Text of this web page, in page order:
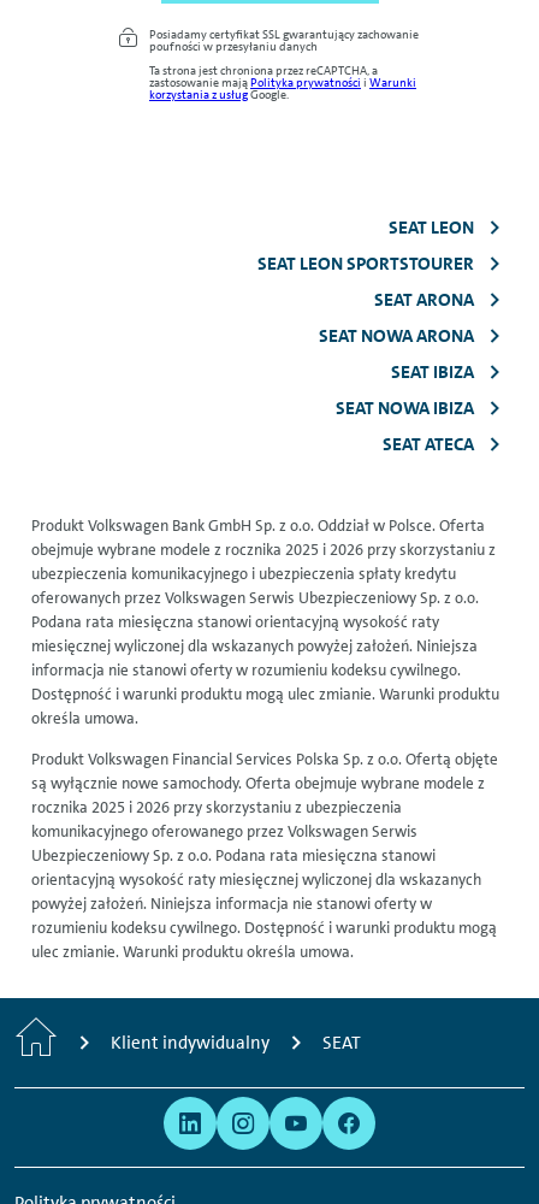
Posiadamy certyfikat SSL gwarantujący zachowanie
poufności w przesyłaniu danych
Ta strona jest chroniona przez reCAPTCHA, a
zastosowanie mająPolityka prywatności i Warunki
korzystania z usługGoogle.
SEAT LEON
SEAT LEON SPORTSTOURER
SEAT ARONA
SEAT NOWA ARONA
SEAT IBIZA
SEAT NOWA IBIZA
SEAT ATECA
Produkt Volkswagen Bank GmbH Sp. z o.o. Oddział w Polsce. Oferta
obejmuje wybrane modele z rocznika 2025 i 2026 przy skorzystaniu z
ubezpieczenia komunikacyjnego i ubezpieczenia spłaty kredytu
oferowanych przez Volkswagen Serwis Ubezpieczeniowy Sp. z o.o.
Podana rata miesięczna stanowi orientacyjną wysokość raty
miesięcznej wyliczonej dla wskazanych powyżej założeń. Niniejsza
informacja nie stanowi oferty w rozumieniu kodeksu cywilnego.
Dostępność i warunki produktu mogą ulec zmianie. Warunki produktu
określa umowa.
Produkt Volkswagen Financial Services Polska Sp. z o.o. Ofertą objęte
są wyłącznie nowe samochody. Oferta obejmuje wybrane modele z
rocznika 2025 i 2026 przy skorzystaniu z ubezpieczenia
komunikacyjnego oferowanego przez Volkswagen Serwis
Ubezpieczeniowy Sp. z o.o. Podana rata miesięczna stanowi
orientacyjną wysokość raty miesięcznej wyliczonej dla wskazanych
powyżej założeń. Niniejsza informacja nie stanowi oferty w
rozumieniu kodeksu cywilnego. Dostępność i warunki produktu mogą
ulec zmianie. Warunki produktu określa umowa.
Klient indywidualny SEAT
prywatność
w